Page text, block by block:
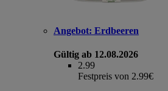
Angebot: Erdbeeren
Gültig ab 12.08.2026
2.99
Festpreis von 2.99€